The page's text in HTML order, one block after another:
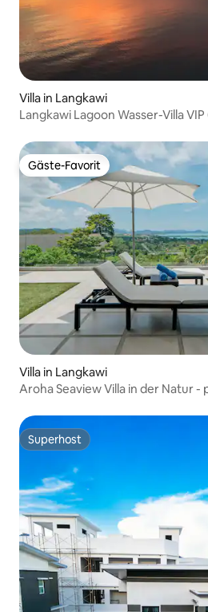
Villa in Langkawi
Langkawi Lagoon Wasser-Villa VIP
Gäste-Favorit
Gäste-Favorit
Villa in Langkawi
Aroha Seaview Villa in der Natur -
Superhost
Superhost